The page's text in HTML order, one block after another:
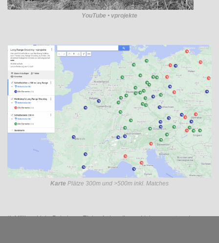
YouTube • vprojekte
Karte Plätze 300m und >500m inkl. Matches
*) Affiliate Link: Bei einem Einkauf über diesen Link unterstützt du